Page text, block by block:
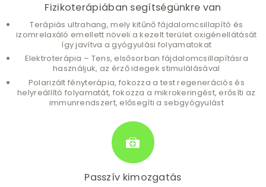
Fizikoterápiában segítségünkre van
Terápiás ultrahang, mely kitűnő fájdalomcsillapító és
izomrelaxáló emellett növeli a kezelt terület oxigénellátását
így javítva a gyógyulási folyamatokat
Elektroterápia – Tens, elsősorban fájdalomcsillapításra
használjuk, az érző idegek stimulálásával
Polarizált fényterápia, fokozza a test regenerációs és
helyreállító folyamatát, fokozza a mikrokeringést, erősíti az
immunrendszert, elősegíti a sebgyógyulást
Passzív kimozgatás